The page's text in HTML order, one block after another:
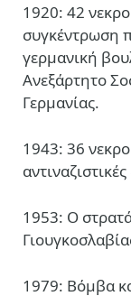
1920: 42
συγκέντρωση
γερμανική
Ανεξάρτητο
Γερμανίας.
1943: 36
1953: Ο
1979: Βόμβα